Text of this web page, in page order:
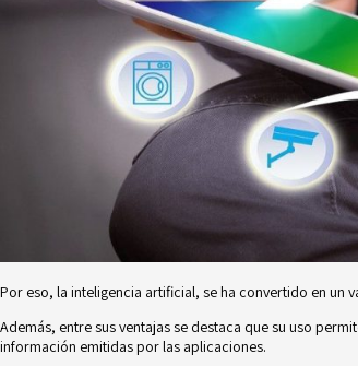
Por eso, la inteligencia artificial, se ha convertido en un
Además, entre sus ventajas se destaca que su uso
información emitidas por las aplicaciones.